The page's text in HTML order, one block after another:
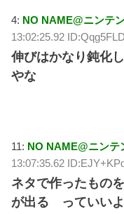
4: NO NAME@ニンテ
13:02:25.92
伸びはかなり鈍化
やな
11: NO NAME@ニンテ
13:07:35.62
ネタで作ったもの
が出る っていい